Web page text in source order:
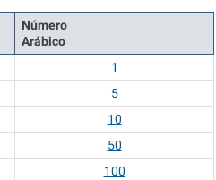
Número
Arábico
1
5
10
50
100